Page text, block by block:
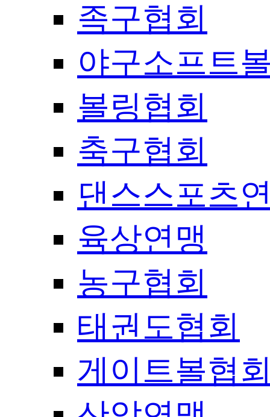
족구협회
야구소프트
볼링협회
축구협회
댄스스포츠
육상연맹
농구협회
태권도협회
게이트볼협